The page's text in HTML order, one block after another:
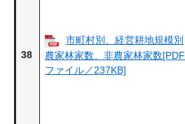
38
市町村別、経営耕地規模別
農家林家数、非農家林家数[PDF
ファイル／237KB]